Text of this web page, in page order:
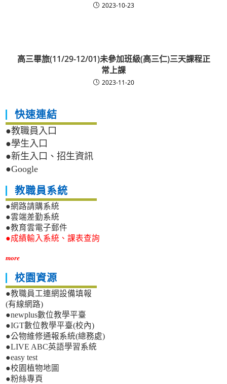
2023-10-23
高三畢旅(11/29-12/01)未參加班級(高三仁)三天課程正
常上課
2023-11-20
快速連結
●教職員入口
●學生入口
●新生入口、招生資訊
●Google
教職員系統
●網路請購系統
●雲端差勤系統
●教育雲電子郵件
●成績輸入系統、課表查詢
more
校園資源
●教職員工連網設備填報
(有線網路)
●newplus數位教學平臺
●IGT數位教學平臺(校內)
●公物維修通報系統(總務處)
●LIVE ABC英語學習系統
●easy test
●校園植物地圖
●粉絲專頁